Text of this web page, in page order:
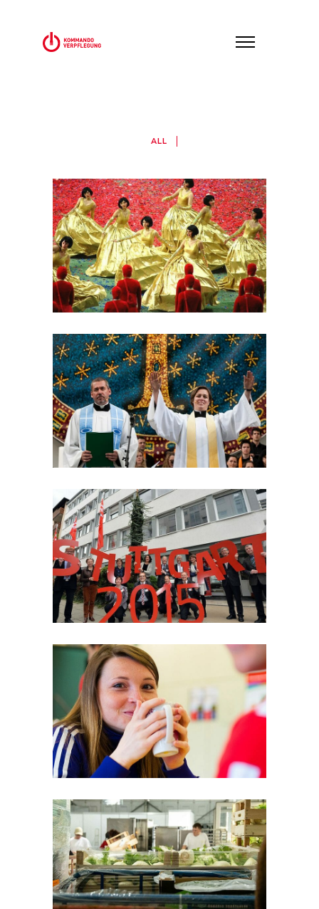
ALL
INTERNATIONALES DEUTSCHES
TURNFEST
Lebensmittellogistik
ÖKUMENISCHER KIRCHENTAG
Lebensmittellogistik
EVANGELISCHER KIRCHENTAG
Lebensmittellogistik·Vollcatering
INTERNATIONALES DEUTSCHES
TURNFEST
Lebensmittellogistik
EVANGELISCHER KIRCHENTAG
Lebensmittellogistik·Vollcatering